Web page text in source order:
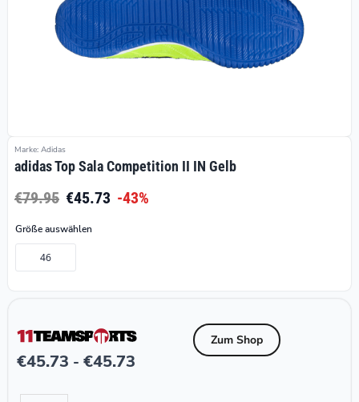
Marke: Adidas
adidas Top Sala Competition II IN Gelb
€79.95 €45.73 -43%
Größe auswählen
46
€45.73 - €45.73
Zum Shop